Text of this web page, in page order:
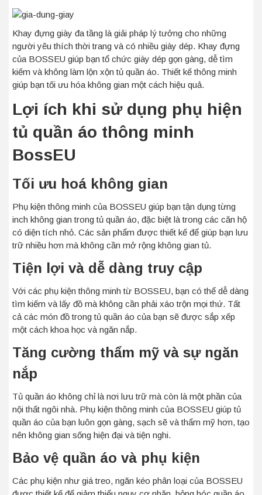
Khay đựng giày đa tầng là giải pháp lý tưởng cho những
người yêu thích thời trang và có nhiều giày dép. Khay đựng
của BOSSEU giúp bạn tổ chức giày dép gọn gàng, dễ tìm
kiếm và không làm lộn xộn tủ quần áo. Thiết kế thông minh
giúp bạn tối ưu hóa không gian một cách hiệu quả.
Lợi ích khi sử dụng phụ hiện
tủ quần áo thông minh
BossEU
Tối ưu hoá không gian
Phụ kiện thông minh của BOSSEU giúp bạn tận dụng từng
inch không gian trong tủ quần áo, đặc biệt là trong các căn hộ
có diện tích nhỏ. Các sản phẩm được thiết kế để giúp bạn lưu
trữ nhiều hơn mà không cần mở rộng không gian tủ.
Tiện lợi và dễ dàng truy cập
Với các phụ kiện thông minh từ BOSSEU, bạn có thể dễ dàng
tìm kiếm và lấy đồ mà không cần phải xáo trộn mọi thứ. Tất
cả các món đồ trong tủ quần áo của bạn sẽ được sắp xếp
một cách khoa học và ngăn nắp.
Tăng cường thẩm mỹ và sự ngăn
nắp
Tủ quần áo không chỉ là nơi lưu trữ mà còn là một phần của
nội thất ngôi nhà. Phụ kiện thông minh của BOSSEU giúp tủ
quần áo của bạn luôn gọn gàng, sạch sẽ và thẩm mỹ hơn, tạo
nên không gian sống hiện đại và tiện nghi.
Bảo vệ quần áo và phụ kiện
Các phụ kiện như giá treo, ngăn kéo phân loại của BOSSEU